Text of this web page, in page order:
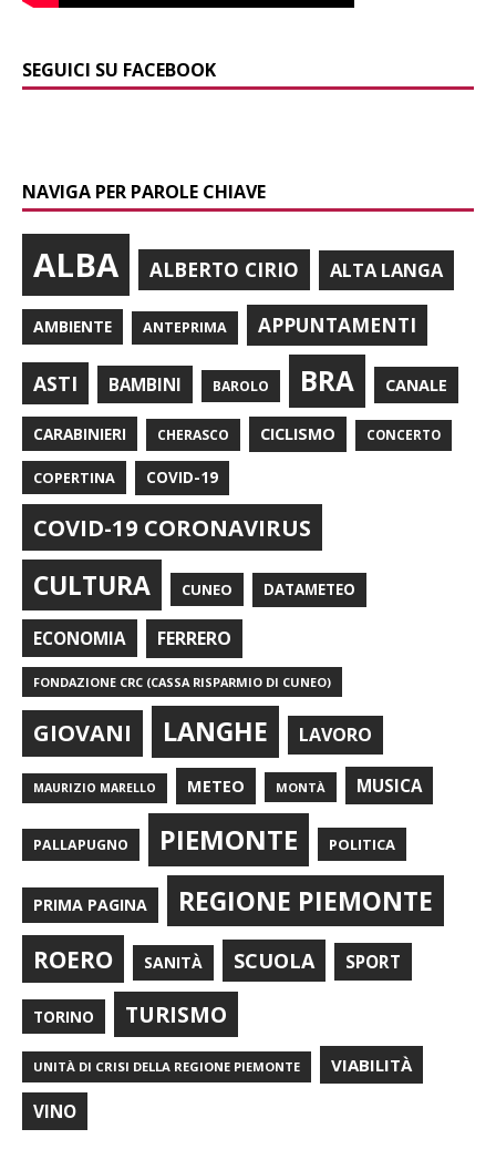
SEGUICI SU FACEBOOK
NAVIGA PER PAROLE CHIAVE
ALBA ALBERTO CIRIO ALTA LANGA
AMBIENTE ANTEPRIMA APPUNTAMENTI
ASTI BAMBINI BAROLO BRA CANALE
CARABINIERI CHERASCO CICLISMO CONCERTO
COPERTINA COVID-19
COVID-19 CORONAVIRUS
CULTURA CUNEO DATAMETEO
ECONOMIA FERRERO
FONDAZIONE CRC (CASSA RISPARMIO DI CUNEO)
GIOVANI LANGHE LAVORO
MAURIZIO MARELLO METEO MONTÀ MUSICA
PALLAPUGNO PIEMONTE POLITICA
PRIMA PAGINA REGIONE PIEMONTE
ROERO SANITÀ SCUOLA SPORT
TORINO TURISMO
UNITÀ DI CRISI DELLA REGIONE PIEMONTE VIABILITÀ
VINO